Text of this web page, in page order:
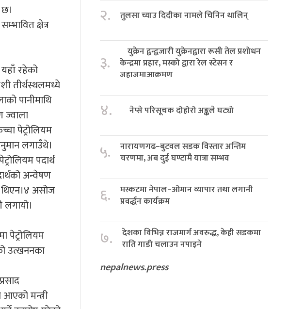
क्षेत्र
रहेको
तीर्थस्थलमध्ये
पानीमाथि
पेट्रोलियम
लगाउँथे।
पदार्थ
अन्वेषण
असोज
पेट्रोलियम
उत्खननका
मन्त्री
२. तुलसा च्याउ दिदीका नामले चिनिन थालिन्
३.
युक्रेन द्वन्द्वजारी युक्रेनद्वारा रूसी तेल प्रशोधन
केन्द्रमा प्रहार, मस्को द्वारा रेल स्टेसन र
जहाजमाआक्रमण
४. नेप्से परिसूचक दोहोरो अङ्कले घट्यो
५.
नारायणगढ–बुटवल सडक विस्तार अन्तिम
चरणमा, अब दुई घण्टामै यात्रा सम्भव
६.
मस्कटमा नेपाल–ओमान व्यापार तथा लगानी
प्रवर्द्धन कार्यक्रम
७.
देशका विभिन्न राजमार्ग अवरुद्ध, केही सडकमा
राति गाडी चलाउन नपाइने
nepalnews.press